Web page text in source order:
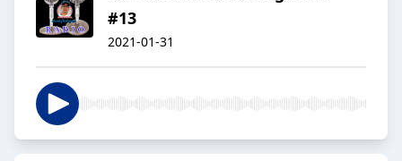
#13
2021-01-31